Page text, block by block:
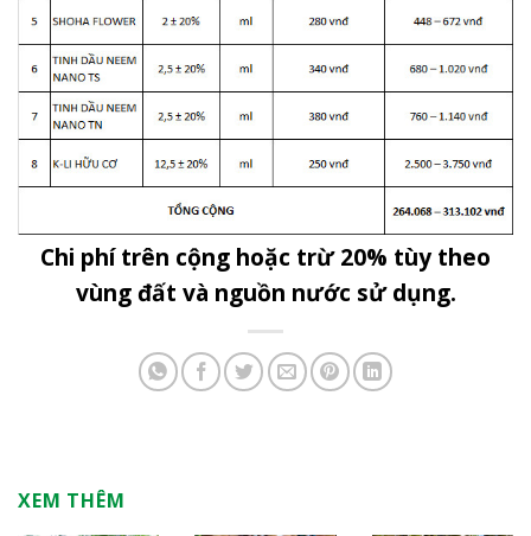
Chi phí trên cộng hoặc trừ 20% tùy theo
vùng đất và nguồn nước sử dụng.
XEM THÊM